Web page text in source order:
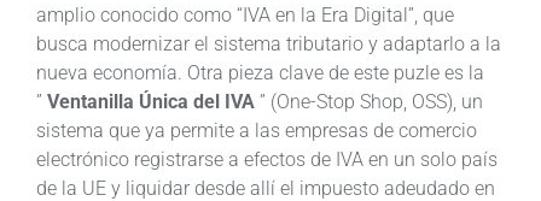
amplio conocido como “IVA en la Era Digital”, que
busca modernizar el sistema tributario y adaptarlo a la
nueva economía. Otra pieza clave de este puzle es la
” Ventanilla Única del IVA ” (One-Stop Shop, OSS), un
sistema que ya permite a las empresas de comercio
electrónico registrarse a efectos de IVA en un solo país
de la UE y liquidar desde allí el impuesto adeudado en